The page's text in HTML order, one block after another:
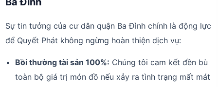
Sự tin tưởng của cư dân quận Ba Đình chính là động lực
để Quyết Phát không ngừng hoàn thiện dịch vụ:
Bồi thường tài sản 100%: Chúng tôi cam kết đền bù
toàn bộ giá trị món đồ nếu xảy ra tình trạng mất mát